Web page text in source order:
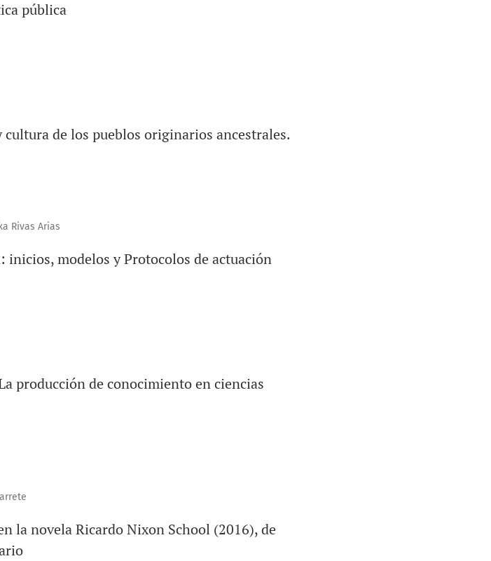
pública
de los pueblos originarios ancestrales.
Rivas Arias
modelos y Protocolos de actuación
producción de conocimiento en ciencias
la novela Ricardo Nixon School (2016), de